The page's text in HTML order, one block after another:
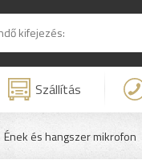
Szállítás
Ének és hangszer mikrofon